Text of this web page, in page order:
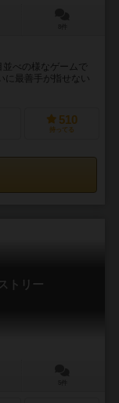
並べの様なゲームで
に最善手が指せない
510
持ってる
トリー